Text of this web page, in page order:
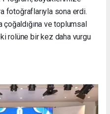
fotoğraflarıyla sona erdi.
çoğaldığına ve toplumsal
rolüne bir kez daha vurgu